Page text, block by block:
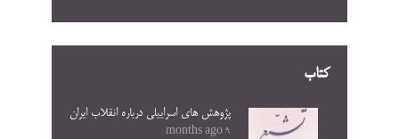
کتاب
پژوهش های اسراییلی درباره انقلاب ایران
9 months ago